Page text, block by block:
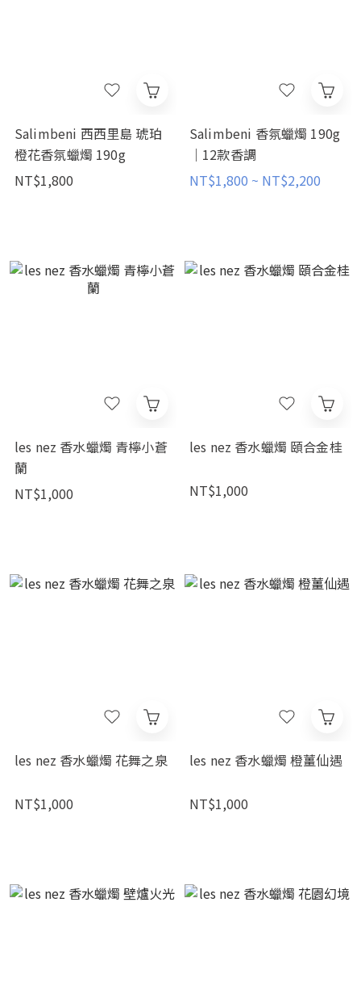
Salimbeni 西西里島 琥珀
橙花香氛蠟燭 190g
NT$1,800
Salimbeni 香氛蠟燭 190g
｜12款香調
NT$1,800 ~ NT$2,200
les nez 香水蠟燭 青檸小蒼
蘭
NT$1,000
les nez 香水蠟燭 頤合金桂
NT$1,000
les nez 香水蠟燭 花舞之泉
NT$1,000
les nez 香水蠟燭 橙薑仙遇
NT$1,000